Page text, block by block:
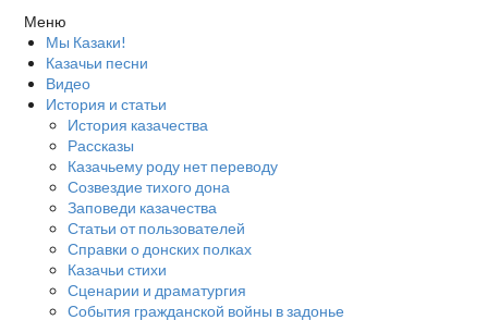
Меню
Мы Казаки!
Казачьи песни
Видео
История и статьи
История казачества
Рассказы
Казачьему роду нет переводу
Созвездие тихого дона
Заповеди казачества
Статьи от пользователей
Справки о донских полках
Казачьи стихи
Сценарии и драматургия
События гражданской войны в задонье